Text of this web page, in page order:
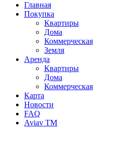
Главная
Покупка
Квартиры
Дома
Коммерческая
Земля
Аренда
Квартиры
Дома
Коммерческая
Карта
Новости
FAQ
Aviav TM